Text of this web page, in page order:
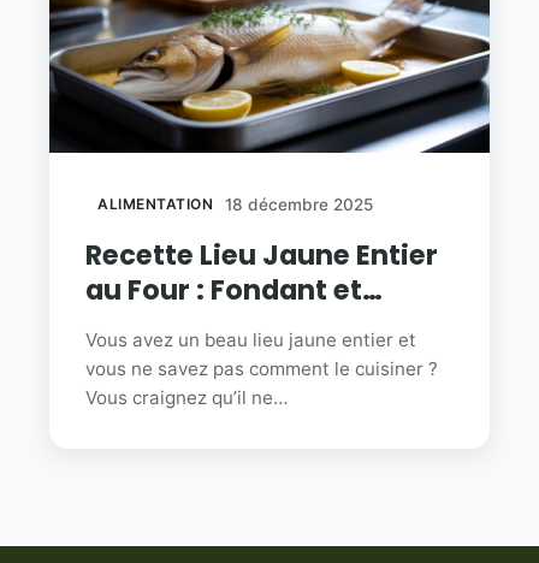
ALIMENTATION 18 décembre 2025
Recette Lieu Jaune Entier
au Four : Fondant et
Parfumé
Vous avez un beau lieu jaune entier et
vous ne savez pas comment le cuisiner ?
Vous craignez qu’il ne…